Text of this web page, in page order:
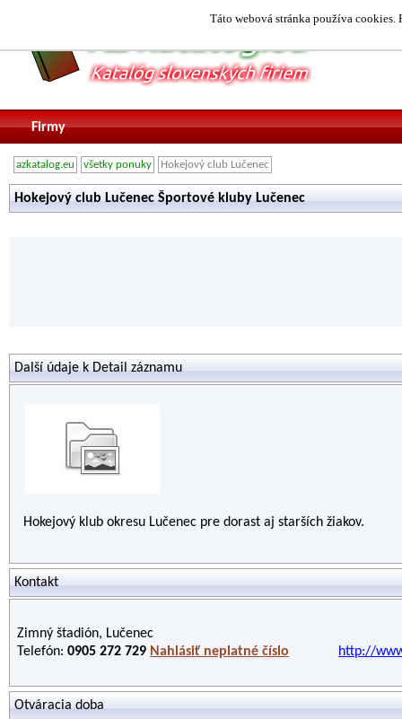
Táto webová stránka používa
Firmy
azkatalog.eu všetky ponuky Hokejový club Lučenec
Hokejový club Lučenec Športové kluby Lučenec
Další údaje k Detail záznamu
Hokejový klub okresu Lučenec pre dorast aj starších žiakov.
Kontakt
Zimný štadión, Lučenec
Telefón: 0905 272 729 Nahlásiť neplatné číslo http://
Otváracia doba